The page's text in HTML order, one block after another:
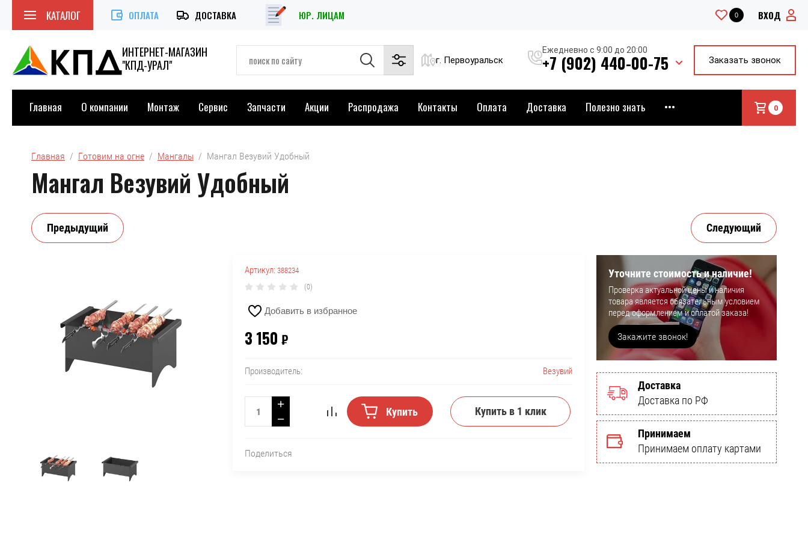
КАТАЛОГ ОПЛАТА ДОСТАВКА ЮР. ЛИЦАМ 0 ВХОД
ИНТЕРНЕТ-МАГАЗИН
"КПД-УРАЛ"
г. Первоуральск
Ежедневно с 9:00 до 20:00
+7 (902) 440-00-75 Заказать звонок
Главная О компании Монтаж Сервис Запчасти Акции Распродажа Контакты Оплата Доставка Полезно знать ••• 0
Главная
  /
Готовим на огне
  /
Мангалы
  /  Мангал Везувий Удобный
Мангал Везувий Удобный
Предыдущий Следующий
Артикул: 388234
(0)
Добавить в избранное
3 150 ₽
Производитель: Везувий
−
+
Купить Купить в 1 клик
Поделиться
Уточните стоимость и наличие!
Проверка актуальной цены и наличия
товара является обязательным условием
перед оформлением и оплатой заказа!
Закажите звонок!
Доставка
Доставка по РФ
Принимаем
Принимаем оплату картами